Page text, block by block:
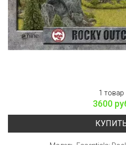
1 товар
3600